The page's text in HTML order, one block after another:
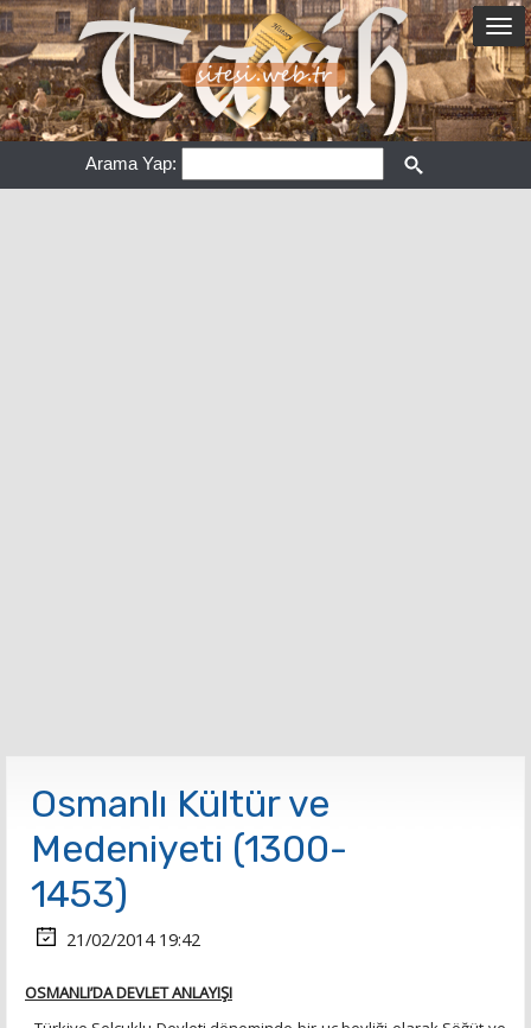
Arama Yap:
Osmanlı Kültür ve
Medeniyeti (1300-
1453)
21/02/2014 19:42
OSMANLI’DA DEVLET ANLAYIŞI